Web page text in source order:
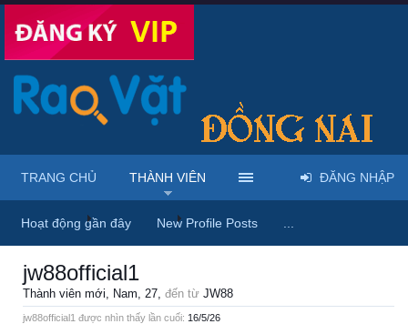
Trang chủ Thành viên jw88official1
jw88official1
Thành viên mới, Nam, 27, đến từ JW88
jw88official1 được nhìn thấy lần cuối: 16/5/26
TRANG CHỦ THÀNH VIÊN
Hoạt động gần đây New Profile Posts
ĐĂNG NHẬP